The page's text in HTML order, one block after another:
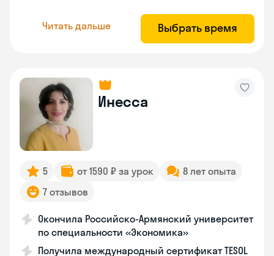
Читать дальше Выбрать время
Инесса
5 от 1590 ₽ за урок
8 лет опыта
7 отзывов
Окончила Российско-Армянский университет
по специальности «Экономика»
Получила международный сертификат TESOL